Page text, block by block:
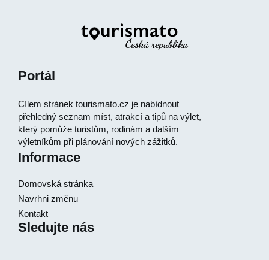
Portál
Cílem stránek tourismato.cz je nabídnout
přehledný seznam míst, atrakcí a tipů na výlet,
který pomůže turistům, rodinám a dalším
výletníkům při plánování nových zážitků.
Informace
Domovská stránka
Navrhni změnu
Kontakt
Sledujte nás